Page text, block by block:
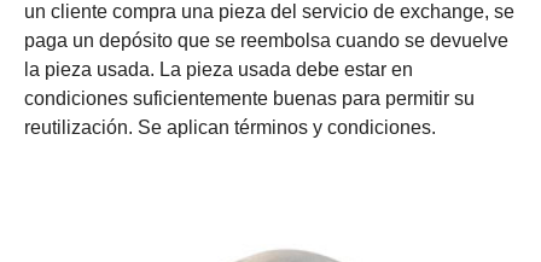
un cliente compra una pieza del servicio de exchange, se
paga un depósito que se reembolsa cuando se devuelve
la pieza usada. La pieza usada debe estar en
condiciones suficientemente buenas para permitir su
reutilización. Se aplican términos y condiciones.